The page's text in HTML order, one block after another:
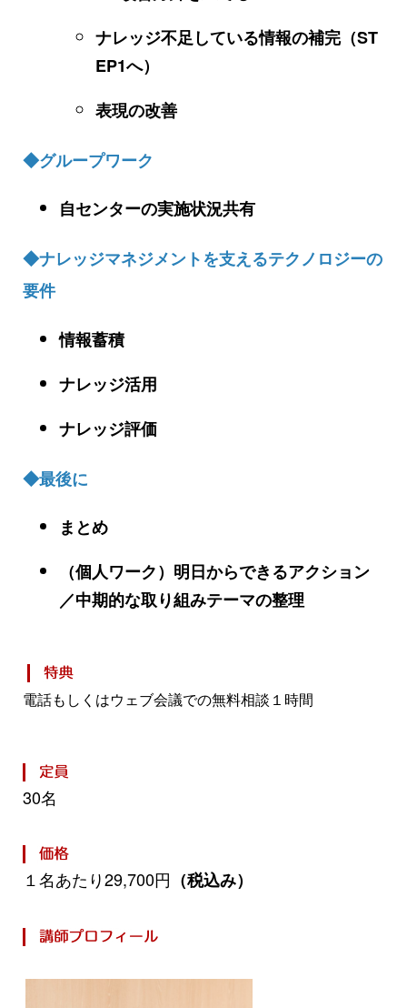
ナレッジ不足している情報の補完（ST
EP1へ）
表現の改善
◆グループワーク
自センターの実施状況共有
◆ナレッジマネジメントを支えるテクノロジーの
要件
情報蓄積
ナレッジ活用
ナレッジ評価
◆最後に
まとめ
（個人ワーク）明日からできるアクション
／中期的な取り組みテーマの整理
電話もしくはウェブ会議での無料相談１時間
30名
１名あたり29,700円 （税込み）